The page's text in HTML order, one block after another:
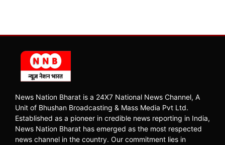
News Nation Bharat is a 24X7 National News Channel, A
Unit of Bhushan Broadcasting & Mass Media Pvt Ltd.
Established as a pioneer in credible news reporting in India,
News Nation Bharat has emerged as the most respected
news channel in the country. Our commitment lies in